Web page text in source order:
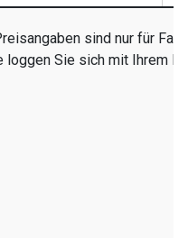
sind nur für
loggen Sie sich mit Ihrem